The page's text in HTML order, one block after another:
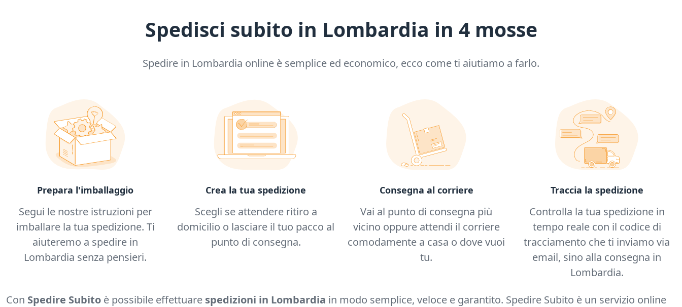
Spedisci subito in Lombardia in 4 mosse
Spedire in Lombardia online è semplice ed economico, ecco come ti aiutiamo a farlo.
Prepara l'imballaggio
Segui le nostre istruzioni per
imballare la tua spedizione. Ti
aiuteremo a spedire in
Lombardia senza pensieri.
Crea la tua spedizione
Scegli se attendere ritiro a
domicilio o lasciare il tuo pacco al
punto di consegna.
Consegna al corriere
Vai al punto di consegna più
vicino oppure attendi il corriere
comodamente a casa o dove vuoi
tu.
Traccia la spedizione
Controlla la tua spedizione in
tempo reale con il codice di
tracciamento che ti inviamo via
email, sino alla consegna in
Lombardia.
Con Spedire Subito è possibile effettuare spedizioni in Lombardia in modo semplice, veloce e garantito. Spedire Subito è un servizio online